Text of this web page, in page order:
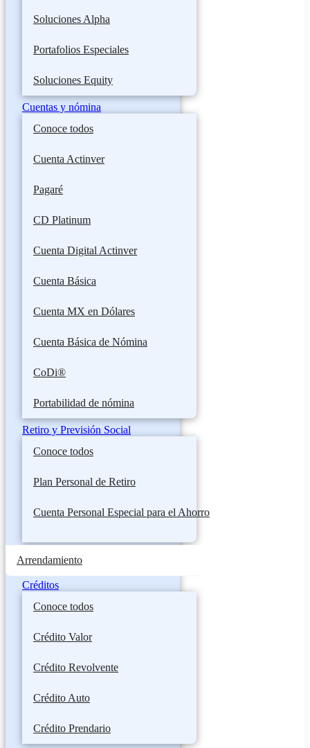
Soluciones Alpha
Portafolios Especiales
Soluciones Equity
Cuentas y nómina
Conoce todos
Cuenta Actinver
Pagaré
CD Platinum
Cuenta Digital Actinver
Cuenta Básica
Cuenta MX en Dólares
Cuenta Básica de Nómina
CoDi®
Portabilidad de nómina
Retiro y Previsión Social
Conoce todos
Plan Personal de Retiro
Cuenta Personal Especial para el Ahorro
Arrendamiento
Créditos
Conoce todos
Crédito Valor
Crédito Revolvente
Crédito Auto
Crédito Prendario